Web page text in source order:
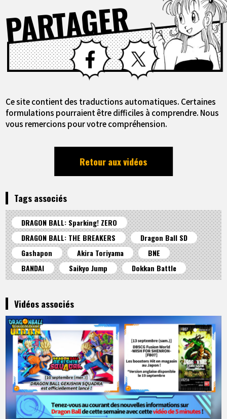
PARTAGERFacebook X
Ce site contient des traductions automatiques. Certaines
formulations pourraient être difficiles à comprendre. Nous
vous remercions pour votre compréhension.
Retour aux vidéos
Tags associés
DRAGON BALL: Sparking! ZERO
DRAGON BALL: THE BREAKERS
Dragon Ball SD
Gashapon
Akira Toriyama
BNE
BANDAI
Saikyo Jump Dokkan Battle
Vidéos associés